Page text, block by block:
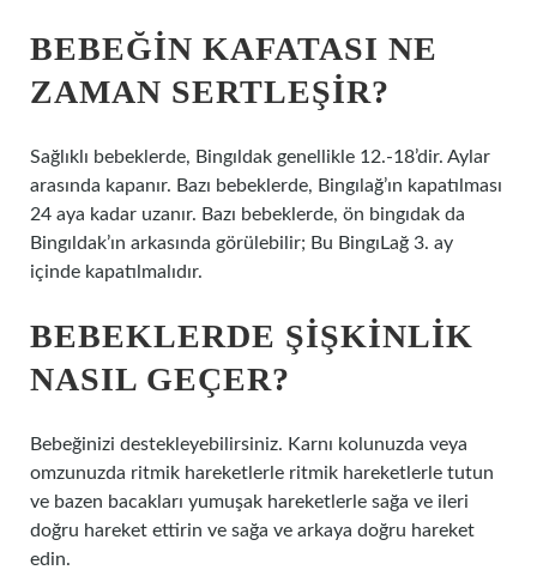
BEBEĞIN KAFATASI NE
ZAMAN SERTLEŞIR?
Sağlıklı bebeklerde, Bingıldak genellikle 12.-18’dir. Aylar
arasında kapanır. Bazı bebeklerde, Bingılağ’ın kapatılması
24 aya kadar uzanır. Bazı bebeklerde, ön bingıdak da
Bingıldak’ın arkasında görülebilir; Bu BingıLağ 3. ay
içinde kapatılmalıdır.
BEBEKLERDE ŞIŞKINLIK
NASIL GEÇER?
Bebeğinizi destekleyebilirsiniz. Karnı kolunuzda veya
omzunuzda ritmik hareketlerle ritmik hareketlerle tutun
ve bazen bacakları yumuşak hareketlerle sağa ve ileri
doğru hareket ettirin ve sağa ve arkaya doğru hareket
edin.